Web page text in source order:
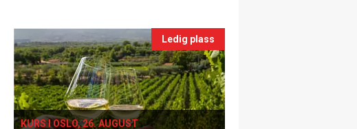
Events
single
Ledig plass
KURS I OSLO, 26. AUGUST